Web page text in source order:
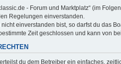
- Forum und Marktplatz“ (im
Regelungen einverstanden.
einverstanden bist, so darfst du das
Zeit geschlossen und kann von
du dem Betreiber ein einfaches,